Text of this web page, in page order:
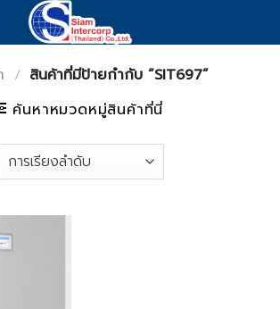
/ สินค้าที่มีป้ายกำกับ “SIT697”
ค้นหาหมวดหมู่สินค้าที่นี่